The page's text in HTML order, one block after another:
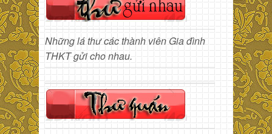
Những lá thư các thành viên Gia đình
THKT gửi cho nhau.